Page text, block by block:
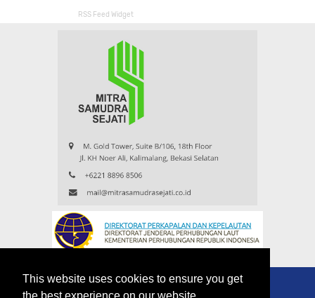
This website uses cookies to ensure you get
RSS Feed Widget